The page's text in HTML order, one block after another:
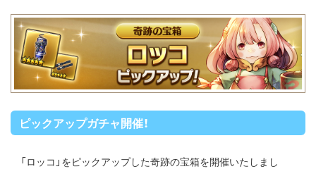
ピックアップガチャ開催！
「ロッコ」をピックアップした奇跡の宝箱を開催いたしまし